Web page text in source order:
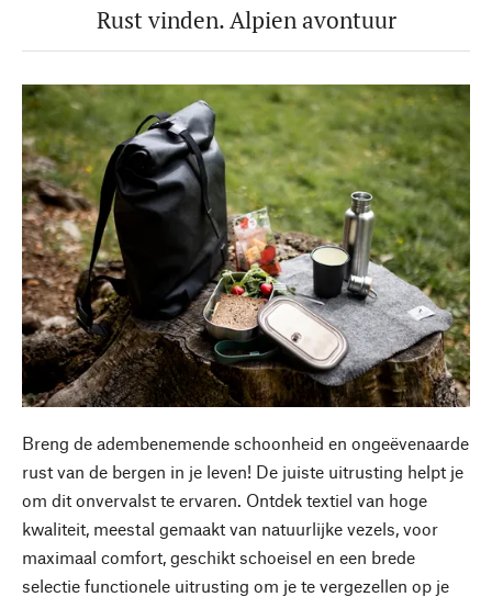
Rust vinden. Alpien avontuur
Breng de adembenemende schoonheid en ongeëvenaarde
rust van de bergen in je leven! De juiste uitrusting helpt je
om dit onvervalst te ervaren. Ontdek textiel van hoge
kwaliteit, meestal gemaakt van natuurlijke vezels, voor
maximaal comfort, geschikt schoeisel en een brede
selectie functionele uitrusting om je te vergezellen op je